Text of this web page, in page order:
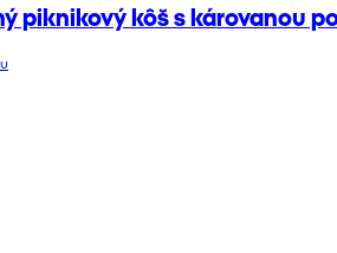
piknikový kôš s károvanou